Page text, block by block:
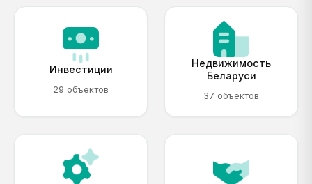
Инвестиции
29 объектов
Недвижимость
Беларуси
37 объектов